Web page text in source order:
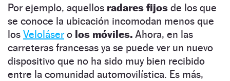
Por ejemplo, aquellos radares fijos de los que
se conoce la ubicación incomodan menos que
los Veloláser o los móviles. Ahora, en las
carreteras francesas ya se puede ver un nuevo
dispositivo que no ha sido muy bien recibido
entre la comunidad automovilística. Es más,